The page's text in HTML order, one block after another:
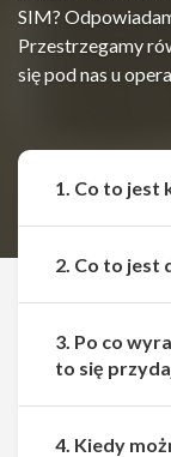
SIM?
Przestrzegamy
się pod nas u
1. Co to jest
2. Co to jest
3. Po co
to się
4. Kiedy